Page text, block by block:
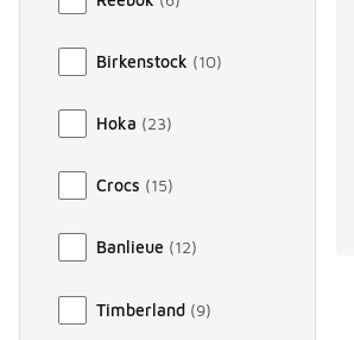
Birkenstock (10)
Hoka (23)
Crocs (15)
Banlieue (12)
Timberland (9)